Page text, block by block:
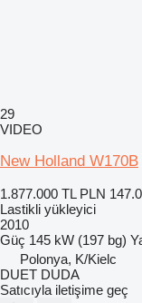
29
VIDEO
New Holland W170B
1.877.000 TL PLN
Lastikli yükleyici
2010
Güç 145 kW (197 bg)
Polonya, K/Kielc
DUET DUDA
Satıcıyla iletişime geç